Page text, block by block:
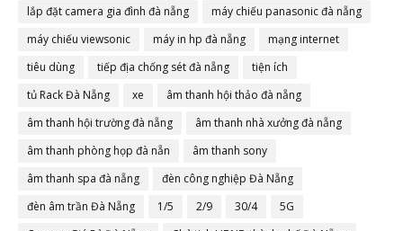
lắp đặt camera gia đình đà nẵng
máy chiếu panasonic đà nẵng
máy chiếu viewsonic
máy in hp đà nẵng
mạng internet
tiêu dùng
tiếp địa chống sét đà nẵng
tiện ích
tủ Rack Đà Nẵng
xe
âm thanh hội thảo đà nẵng
âm thanh hội trường đà nẵng
âm thanh nhà xưởng đà nẵng
âm thanh phòng họp đà nẵn
âm thanh sony
âm thanh spa đà nẵng
đèn công nghiệp Đà Nẵng
đèn âm trần Đà Nẵng
1/5 2/9 30/4
5G